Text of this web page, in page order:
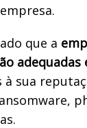
que a
adequadas
à sua